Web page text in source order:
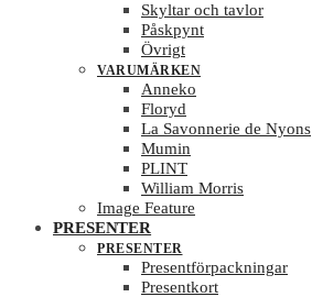
Skyltar och tavlor
Påskpynt
Övrigt
VARUMÄRKEN
Anneko
Floryd
La Savonnerie de Nyons
Mumin
PLINT
William Morris
Image Feature
PRESENTER
PRESENTER
Presentförpackningar
Presentkort